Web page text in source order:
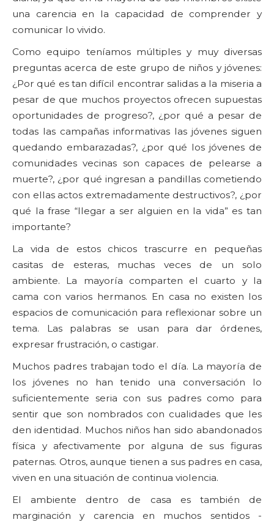
una carencia en la capacidad de comprender y
comunicar lo vivido.
Como equipo teníamos múltiples y muy diversas
preguntas acerca de este grupo de niños y jóvenes:
¿Por qué es tan difícil encontrar salidas a la miseria a
pesar de que muchos proyectos ofrecen supuestas
oportunidades de progreso?, ¿por qué a pesar de
todas las campañas informativas las jóvenes siguen
quedando embarazadas?, ¿por qué los jóvenes de
comunidades vecinas son capaces de pelearse a
muerte?, ¿por qué ingresan a pandillas cometiendo
con ellas actos extremadamente destructivos?, ¿por
qué la frase “llegar a ser alguien en la vida” es tan
importante?
La vida de estos chicos trascurre en pequeñas
casitas de esteras, muchas veces de un solo
ambiente. La mayoría comparten el cuarto y la
cama con varios hermanos. En casa no existen los
espacios de comunicación para reflexionar sobre un
tema. Las palabras se usan para dar órdenes,
expresar frustración, o castigar.
Muchos padres trabajan todo el día. La mayoría de
los jóvenes no han tenido una conversación lo
suficientemente seria con sus padres como para
sentir que son nombrados con cualidades que les
den identidad. Muchos niños han sido abandonados
física y afectivamente por alguna de sus figuras
paternas. Otros, aunque tienen a sus padres en casa,
viven en una situación de continua violencia.
El ambiente dentro de casa es también de
marginación y carencia en muchos sentidos -